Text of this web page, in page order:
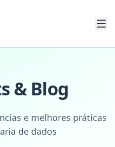
& Blog
e melhores práticas
de dados